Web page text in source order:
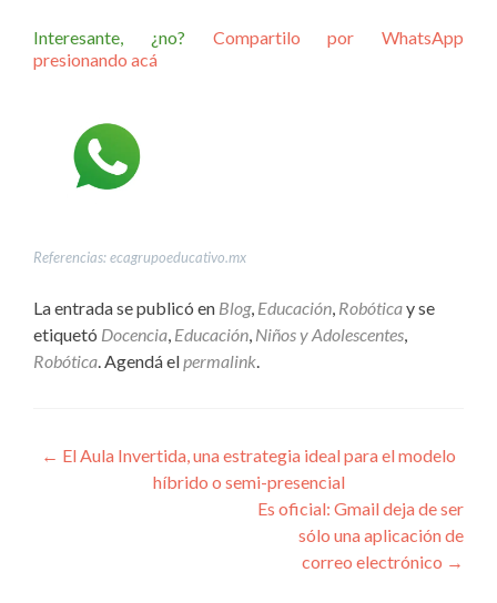
Interesante, ¿no? Compartilo por WhatsApp
presionando acá
Referencias: ecagrupoeducativo.mx
La entrada se publicó en Blog, Educación Robóticay se
etiquetó Docencia Educación Niños y Adolescentes
Robótica . Agendá el permalink
Navegación
← El Aula Invertida, una estrategia ideal para el modelo
híbrido o semi-presencial
Es oficial: Gmail deja de ser
sólo una aplicación de
correo electrónico →